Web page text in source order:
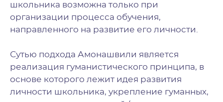
школьника возможна только при
организации процесса обучения,
направленного на развитие его личности.
Сутью подхода Амонашвили является
реализация гуманистического принципа, в
основе которого лежит идея развития
личности школьника, укрепление гуманных,